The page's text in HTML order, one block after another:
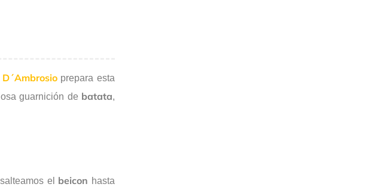
prepara esta
guarnición de batata,
el beicon hasta